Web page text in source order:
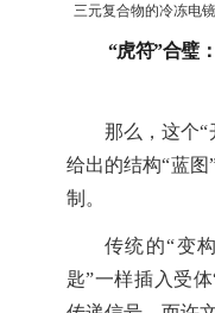
三元复合物的冷冻电
“虎符”合璧
那么，这个“
给出的结构“蓝
制。
传统的“变
匙”一样插入受